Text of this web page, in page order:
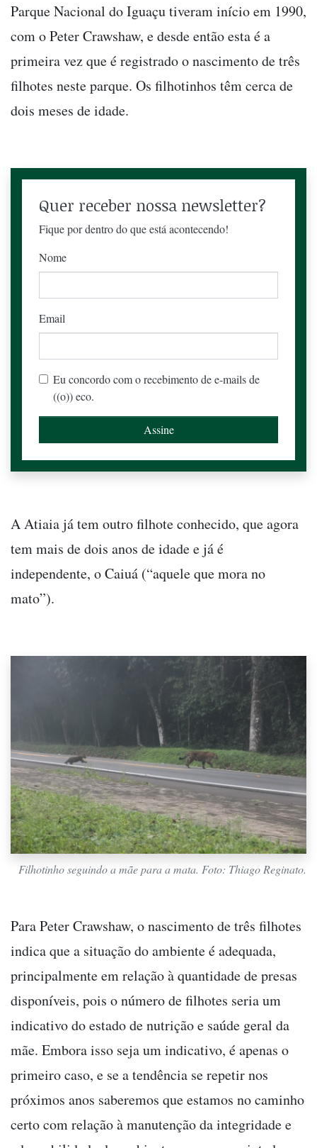
Parque Nacional do Iguaçu tiveram início em 1990,
com o Peter Crawshaw, e desde então esta é a
primeira vez que é registrado o nascimento de três
filhotes neste parque. Os filhotinhos têm cerca de
dois meses de idade.
Quer receber nossa newsletter?
Fique por dentro do que está acontecendo!
Nome
Email
Eu concordo com o recebimento de e-mails de
((o)) eco.
A Atiaia já tem outro filhote conhecido, que agora
tem mais de dois anos de idade e já é
independente, o Caiuá (“aquele que mora no
mato”).
Filhotinho seguindo a mãe para a mata. Foto: Thiago Reginato.
Para Peter Crawshaw, o nascimento de três filhotes
indica que a situação do ambiente é adequada,
principalmente em relação à quantidade de presas
disponíveis, pois o número de filhotes seria um
indicativo do estado de nutrição e saúde geral da
mãe. Embora isso seja um indicativo, é apenas o
primeiro caso, e se a tendência se repetir nos
próximos anos saberemos que estamos no caminho
certo com relação à manutenção da integridade e